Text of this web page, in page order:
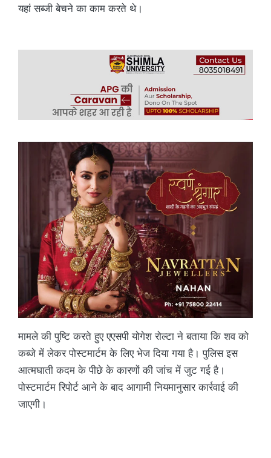
यहां सब्जी बेचने का काम करते थे।
मामले की पुष्टि करते हुए एएसपी योगेश रोल्टा ने बताया कि शव को
कब्जे में लेकर पोस्टमार्टम के लिए भेज दिया गया है। पुलिस इस
आत्मघाती कदम के पीछे के कारणों की जांच में जुट गई है।
पोस्टमार्टम रिपोर्ट आने के बाद आगामी नियमानुसार कार्रवाई की
जाएगी।